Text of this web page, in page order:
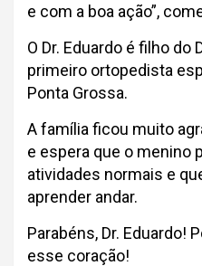
e com a boa ação”,
O Dr. Eduardo é filho do
primeiro ortopedista
Ponta Grossa.
A família ficou muito
e espera que o menino
atividades normais e
aprender andar.
Parabéns, Dr. Eduardo!
esse coração!